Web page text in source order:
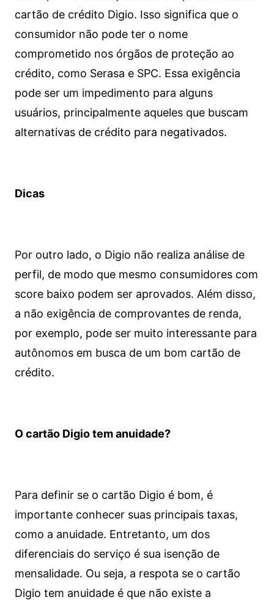
cartão de crédito Digio. Isso significa que o
consumidor não pode ter o nome
comprometido nos órgãos de proteção ao
crédito, como Serasa e SPC. Essa exigência
pode ser um impedimento para alguns
usuários, principalmente aqueles que buscam
alternativas de crédito para negativados.
Dicas
Por outro lado, o Digio não realiza análise de
perfil, de modo que mesmo consumidores com
score baixo podem ser aprovados. Além disso,
a não exigência de comprovantes de renda,
por exemplo, pode ser muito interessante para
autônomos em busca de um bom cartão de
crédito.
O cartão Digio tem anuidade?
Para definir se o cartão Digio é bom, é
importante conhecer suas principais taxas,
como a anuidade. Entretanto, um dos
diferenciais do serviço é sua isenção de
mensalidade. Ou seja, a respota se o cartão
Digio tem anuidade é que não existe a